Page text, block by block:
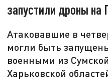
запустили дроны на
Атаковавшие в
могли быть
военными из
Харьковской